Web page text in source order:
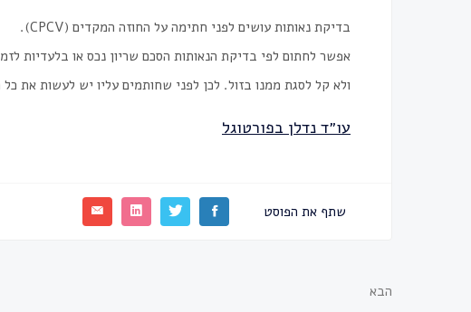
בדיקת נאותות עושים לפני חתימה על החוזה המקדים (CPCV).
ולא קל לסגת ממנו בזול. לכן לפני שחותמים עליו יש לעשות את
עו״ד נדלן בפורטוגל
שתף את הפוסט
הבא